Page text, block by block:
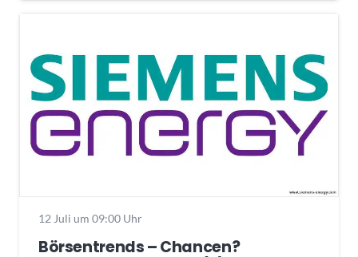
12 Juli um 09:00 Uhr
Börsentrends – Chancen?